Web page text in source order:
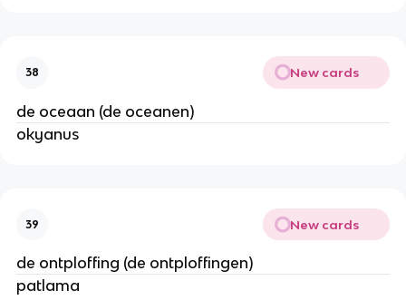
38 New cards
de oceaan (de oceanen)
okyanus
39 New cards
de ontploffing (de ontploffingen)
patlama